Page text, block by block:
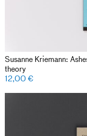
Susanne Kriemann:
theory
12,00€